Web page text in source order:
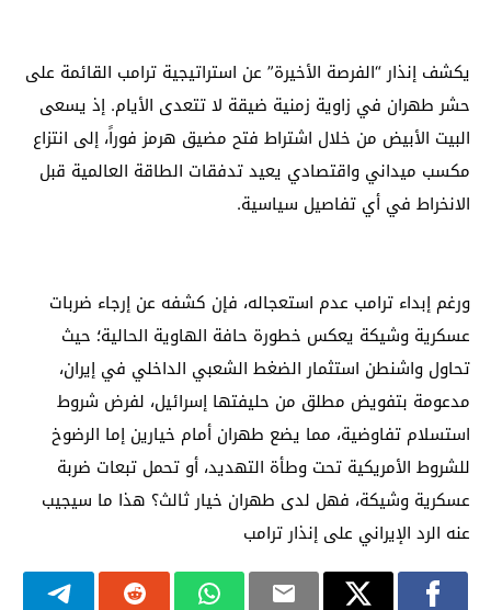
يكشف إنذار “الفرصة الأخيرة” عن استراتيجية ترامب القائمة على
حشر طهران في زاوية زمنية ضيقة لا تتعدى الأيام. إذ يسعى
البيت الأبيض من خلال اشتراط فتح مضيق هرمز فوراً، إلى انتزاع
مكسب ميداني واقتصادي يعيد تدفقات الطاقة العالمية قبل
الانخراط في أي تفاصيل سياسية.
ورغم إبداء ترامب عدم استعجاله، فإن كشفه عن إرجاء ضربات
عسكرية وشيكة يعكس خطورة حافة الهاوية الحالية؛ حيث
تحاول واشنطن استثمار الضغط الشعبي الداخلي في إيران،
مدعومة بتفويض مطلق من حليفتها إسرائيل، لفرض شروط
استسلام تفاوضية، مما يضع طهران أمام خيارين إما الرضوخ
للشروط الأمريكية تحت وطأة التهديد، أو تحمل تبعات ضربة
عسكرية وشيكة، فهل لدى طهران خيار ثالث؟ هذا ما سيجيب
عنه الرد الإيراني على إنذار ترامب